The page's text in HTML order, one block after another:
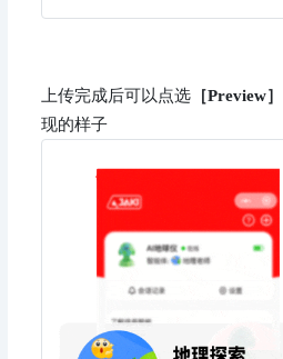
上传完成后可以点选 ［Preview］
现的样子